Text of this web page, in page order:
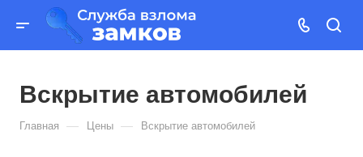
Вскрытие автомобилей
Главная — Цены — Вскрытие автомобилей